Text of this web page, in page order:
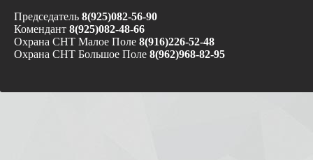
Председатель 8(925)082-56-90
Комендант 8(925)082-48-66
Охрана СНТ Малое Поле 8(916)226-52-48
Охрана СНТ Большое Поле 8(962)968-82-95